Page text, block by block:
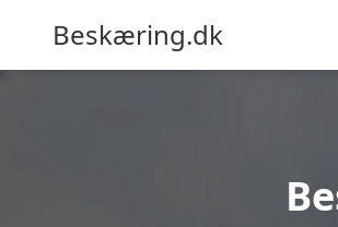
Beskæring.dk